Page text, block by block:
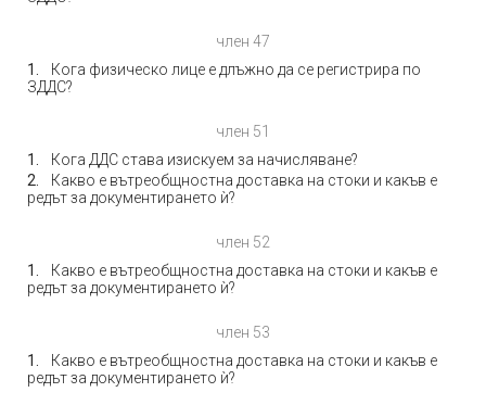
член 47
Кога физическо лице е длъжно да се регистрира по
ЗДДС?
член 51
Кога ДДС става изискуем за начисляване?
Какво е вътреобщностна доставка на стоки и какъв е
редът за документирането ѝ?
член 52
Какво е вътреобщностна доставка на стоки и какъв е
редът за документирането ѝ?
член 53
Какво е вътреобщностна доставка на стоки и какъв е
редът за документирането ѝ?